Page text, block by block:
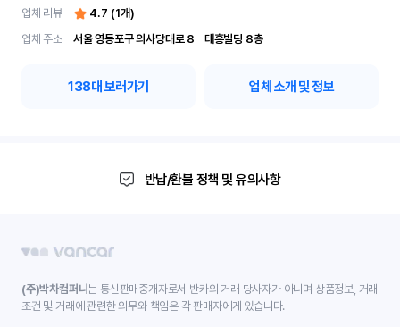
업체 리뷰
4.7 (1개)
업체 주소
서울 영등포구 의사당대로 8	 태흥빌딩 8층
138대 보러가기 업체 소개 및 정보
반납/환불 정책 및 유의사항
(주)박차컴퍼니는 통신판매중개자로서 반카의 거래 당사자가 아니며 상품정보, 거래
조건 및 거래에 관련한 의무와 책임은 각 판매자에게 있습니다.